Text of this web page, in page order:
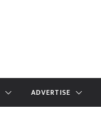
ADVERTISE